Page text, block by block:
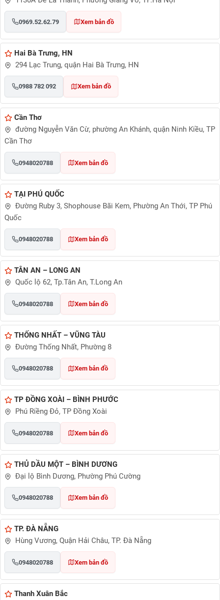
0969.52.62.79 Xem bản đồ
Hai Bà Trưng, HN
294 Lạc Trung, quận Hai Bà Trưng, HN
0988 782 092 Xem bản đồ
Cần Thơ
đường Nguyễn Văn Cừ, phường An Khánh, quận Ninh Kiều, TP
Cần Thơ
0948020788 Xem bản đồ
TẠI PHÚ QUỐC
Đường Ruby 3, Shophouse Bãi Kem, Phường An Thới, TP Phú
Quốc
0948020788 Xem bản đồ
TÂN AN – LONG AN
Quốc lộ 62, Tp.Tân An, T.Long An
0948020788 Xem bản đồ
THỐNG NHẤT – VŨNG TÀU
Đường Thống Nhất, Phường 8
0948020788 Xem bản đồ
TP ĐỒNG XOÀI – BÌNH PHƯỚC
Phú Riềng Đỏ, TP Đồng Xoài
0948020788 Xem bản đồ
THỦ DẦU MỘT – BÌNH DƯƠNG
Đại lộ Bình Dương, Phường Phú Cường
0948020788 Xem bản đồ
TP. ĐÀ NẴNG
Hùng Vương, Quận Hải Châu, TP. Đà Nẵng
0948020788 Xem bản đồ
Thanh Xuân Bắc